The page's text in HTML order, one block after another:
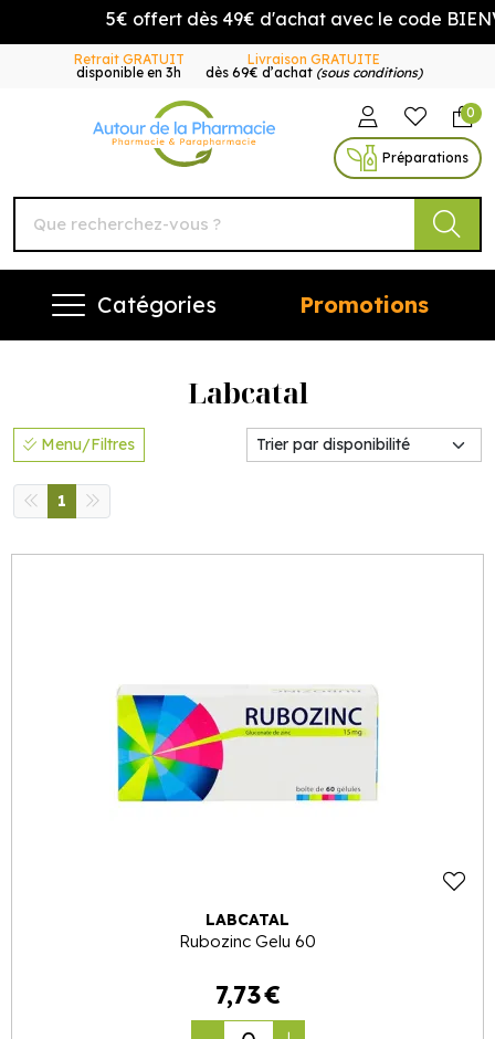
5€ offert dès 49€ d'achat avec le code
Retrait GRATUIT
disponible en 3h
Livraison GRATUITE
dès 69€ d’achat (sous conditions)
Autour de la Pharmacie
0
Préparations
Catégories Promotions
Labcatal
Menu/Filtres
1
LABCATAL
Rubozinc Gelu 60
7,73€